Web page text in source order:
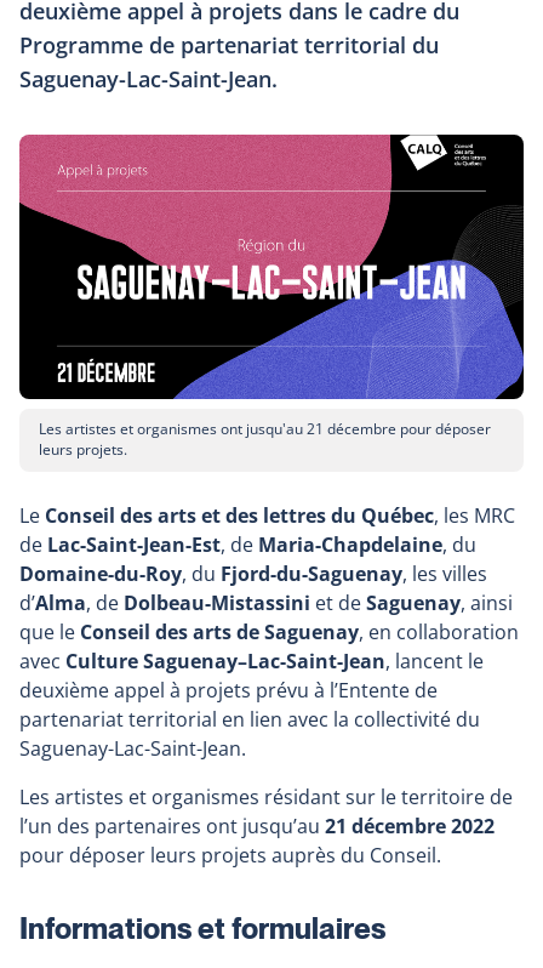
deuxième appel à projets dans le cadre du
Programme de partenariat territorial du
Saguenay-Lac-Saint-Jean.
Les artistes et organismes ont jusqu'au 21 décembre pour déposer
leurs projets.
Le Conseil des arts et des lettres du Québec, les MRC
de Lac-Saint-Jean-Est, de Maria-Chapdelaine, du
Domaine-du-Roy, du Fjord-du-Saguenay, les villes
d’Alma, de Dolbeau-Mistassini et deSaguenay, ainsi
que le Conseil des arts de Saguenay, en collaboration
avec Culture Saguenay–Lac-Saint-Jean, lancent le
deuxième appel à projets prévu à l’Entente de
partenariat territorial en lien avec la collectivité du
Saguenay-Lac-Saint-Jean.
Les artistes et organismes résidant sur le territoire de
l’un des partenaires ont jusqu’au 21 décembre 2022
pour déposer leurs projets auprès du Conseil.
Informations et formulaires